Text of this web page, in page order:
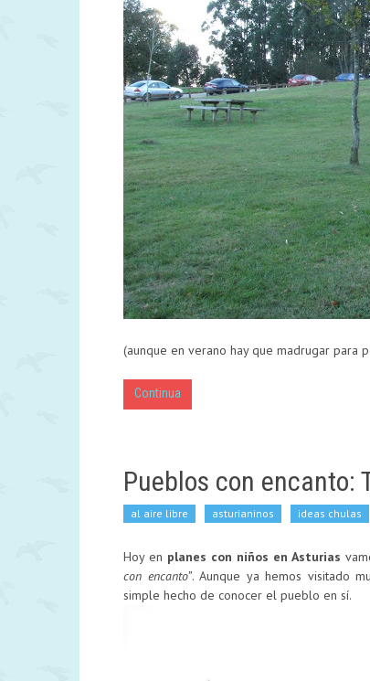
(aunque en verano hay que madrugar para
Continua
Pueblos con encanto:
al aire libre asturianinos ideas chulas
Hoy en planes con niños en Asturias
con encanto”. Aunque ya hemos visitado
simple hecho de conocer el pueblo en sí.